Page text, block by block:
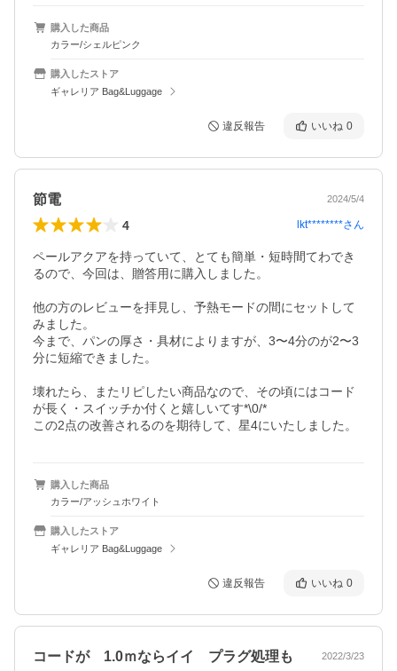
購入した商品
カラー/シェルピンク
購入したストア
ギャレリア Bag&Luggage
違反報告 いいね 0
節電 2024/5/4
4 lkt********さん
ペールアクアを持っていて、とても簡単・短時間てわでき
るので、今回は、贈答用に購入しました。
他の方のレビューを拝見し、予熱モードの間にセットして
みました。
今まで、パンの厚さ・具材によりますが、3〜4分のが2〜3
分に短縮できました。
壊れたら、またリピしたい商品なので、その頃にはコード
が長く・スイッチか付くと嬉しいてす*⁠\⁠0⁠/⁠*
購入した商品
カラー/アッシュホワイト
購入したストア
ギャレリア Bag&Luggage
違反報告 いいね 0
コードが 1.0ｍならイイ プラグ処理も 2022/3/23